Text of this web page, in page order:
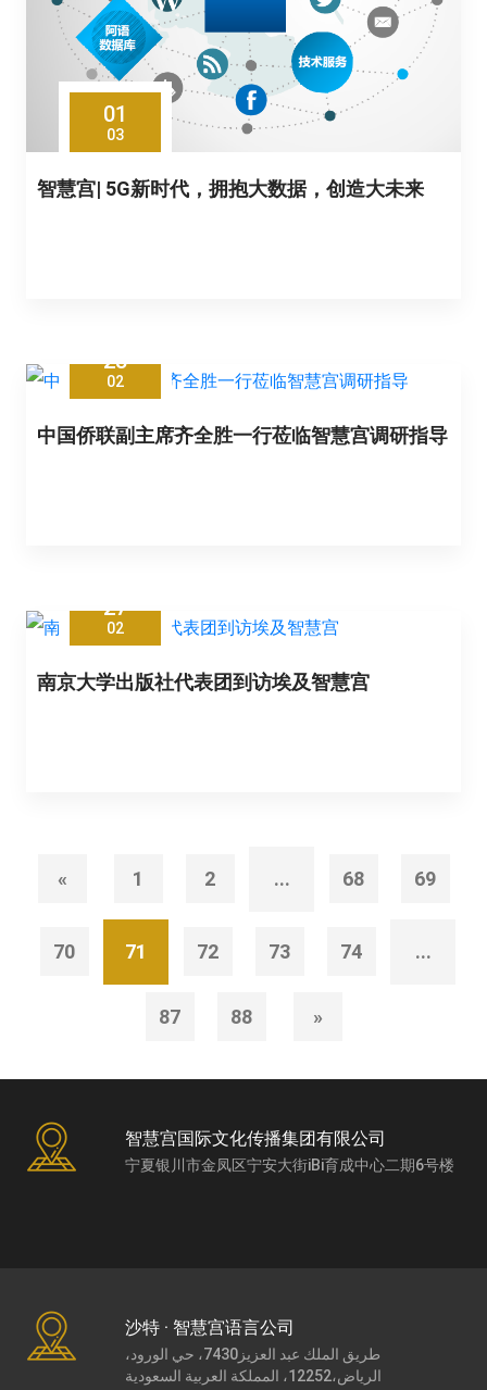
01
03
智慧宫| 5G新时代，拥抱大数据，创造大未来
28
02
中国侨联副主席齐全胜一行莅临智慧宫调研指导
27
02
南京大学出版社代表团到访埃及智慧宫
« 1 2 ... 68 69
70 71 72 73 74 ...
87 88 »
智慧宫国际文化传播集团有限公司
宁夏银川市金凤区宁安大街iBi育成中心二期6号楼
沙特 · 智慧宫语言公司
طريق الملك عبد العزيز7430، حي الورود،
الرياض،12252، المملكة العربية السعودية